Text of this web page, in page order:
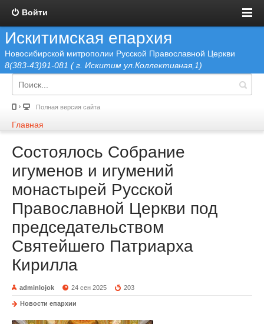
Войти
Искитимская епархия
Новосибирской митрополии Русской Православной Церкви
8(383-43)91-081 ( г. Искитим ул.Коллективная,1)
Полная версия сайта
Главная
Состоялось Собрание
игуменов и игумений
монастырей Русской
Православной Церкви под
председательством
Святейшего Патриарха
Кирилла
adminlojok 24 сен 2025 203
Новости епархии